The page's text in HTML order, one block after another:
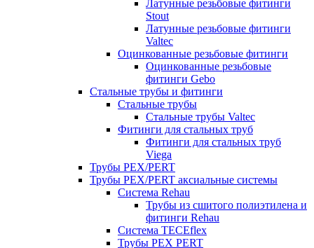
Латунные резьбовые фитинги
Stout
Латунные резьбовые фитинги
Valtec
Оцинкованные резьбовые фитинги
Оцинкованные резьбовые
фитинги Gebo
Стальные трубы и фитинги
Стальные трубы
Стальные трубы Valtec
Фитинги для стальных труб
Фитинги для стальных труб
Viega
Трубы PEX/PERT
Трубы PEX/PERT аксиальные системы
Система Rehau
Трубы из сшитого полиэтилена и
фитинги Rehau
Система TECEflex
Трубы PEX PERT